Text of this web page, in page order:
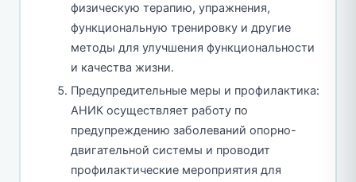
физическую терапию, упражнения,
функциональную тренировку и другие
методы для улучшения функциональности
и качества жизни.
Предупредительные меры и профилактика:
АНИК осуществляет работу по
предупреждению заболеваний опорно-
двигательной системы и проводит
профилактические мероприятия для